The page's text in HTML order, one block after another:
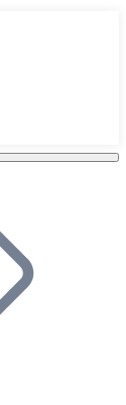
y permite que